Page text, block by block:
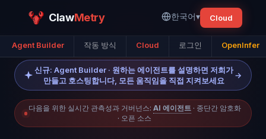
ClawMetry 한국어▾ Cloud
Agent Builder 작동 방식 Cloud 로그인 OpenInfer
신규: Agent Builder · 원하는 에이전트를 설명하면 저희가
만들고 호스팅합니다, 모든 움직임을 직접 지켜보세요
→
다음을 위한 실시간 관측성과 거버넌스: AI 에이전트 · 종단간 암호화
· 오픈 소스